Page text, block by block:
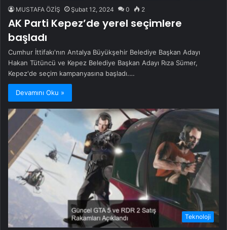
MUSTAFA ÖZİŞ Şubat 12, 2024 0 2
AK Parti Kepez’de yerel seçimlere
başladı
Cumhur İttifakı'nın Antalya Büyükşehir Belediye Başkan Adayı
Hakan Tütüncü ve Kepez Belediye Başkan Adayı Rıza Sümer,
Kepez'de seçim kampanyasına başladı.…
Devamını Oku »
Teknoloji